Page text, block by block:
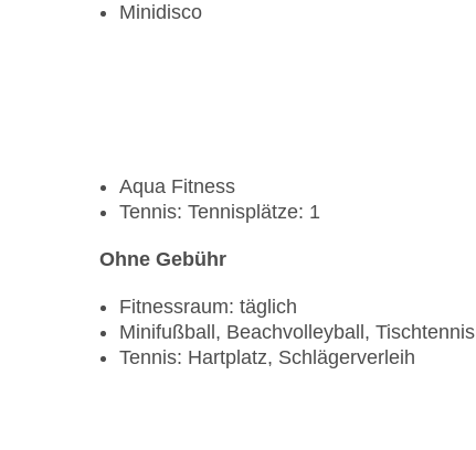
Minidisco
Aqua Fitness
Tennis: Tennisplätze: 1
Ohne Gebühr
Fitnessraum: täglich
Minifußball, Beachvolleyball, Tischtennis
Tennis: Hartplatz, Schlägerverleih